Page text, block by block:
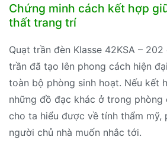
Chứng minh cách kết hợp
thất trang trí
Quạt trần đèn Klasse 42KSA –
trần đã tạo lên phong cách hiện
toàn bộ phòng sinh hoạt. Nếu kết
những đồ đạc khác ở trong phòng
cho ta hiểu được về tính thẩm mỹ,
người chủ nhà muốn nhắc tới.